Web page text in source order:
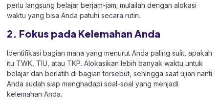
perlu langsung belajar berjam-jam; mulailah dengan alokasi
waktu yang bisa Anda patuhi secara rutin.
2. Fokus pada Kelemahan Anda
Identifikasi bagian mana yang menurut Anda paling sulit, apakah
itu TWK, TIU, atau TKP. Alokasikan lebih banyak waktu untuk
belajar dan berlatih di bagian tersebut, sehingga saat ujian nanti
Anda sudah siap menghadapi soal-soal yang menjadi
kelemahan Anda.